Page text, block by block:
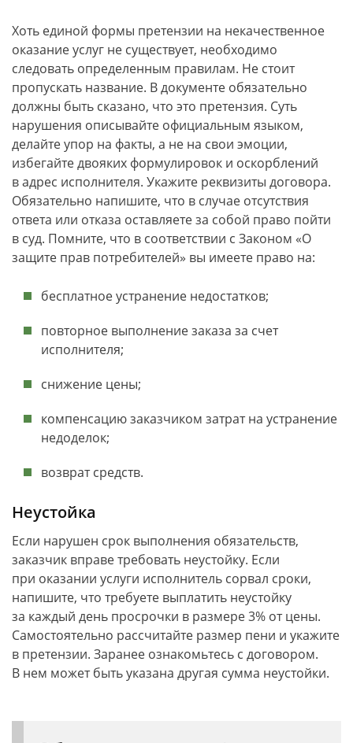
Хоть единой формы претензии на некачественное
оказание услуг не существует, необходимо
следовать определенным правилам. Не стоит
пропускать название. В документе обязательно
должны быть сказано, что это претензия. Суть
нарушения описывайте официальным языком,
делайте упор на факты, а не на свои эмоции,
избегайте двояких формулировок и оскорблений
в адрес исполнителя. Укажите реквизиты договора.
Обязательно напишите, что в случае отсутствия
ответа или отказа оставляете за собой право пойти
в суд. Помните, что в соответствии с Законом «О
защите прав потребителей» вы имеете право на:
бесплатное устранение недостатков;
повторное выполнение заказа за счет
исполнителя;
снижение цены;
компенсацию заказчиком затрат на устранение
недоделок;
возврат средств.
Неустойка
Если нарушен срок выполнения обязательств,
заказчик вправе требовать неустойку. Если
при оказании услуги исполнитель сорвал сроки,
напишите, что требуете выплатить неустойку
за каждый день просрочки в размере 3% от цены.
Самостоятельно рассчитайте размер пени и укажите
в претензии. Заранее ознакомьтесь с договором.
В нем может быть указана другая сумма неустойки.